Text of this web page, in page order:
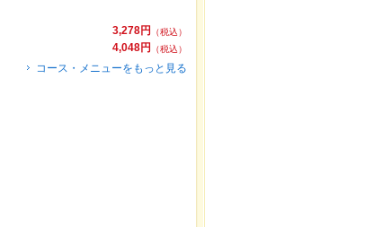
3,278円
（税込）
4,048円
（税込）
コース・メニューをもっと見る